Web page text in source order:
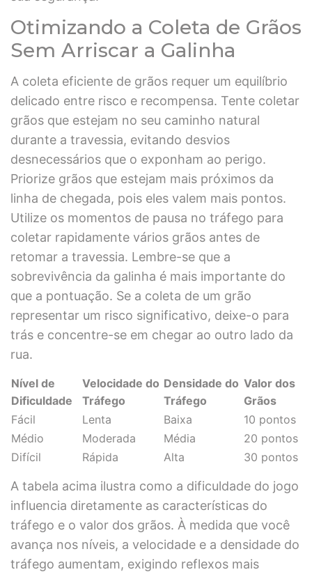
Otimizando a Coleta de Grãos
Sem Arriscar a Galinha
A coleta eficiente de grãos requer um equilíbrio
delicado entre risco e recompensa. Tente coletar
grãos que estejam no seu caminho natural
durante a travessia, evitando desvios
desnecessários que o exponham ao perigo.
Priorize grãos que estejam mais próximos da
linha de chegada, pois eles valem mais pontos.
Utilize os momentos de pausa no tráfego para
coletar rapidamente vários grãos antes de
retomar a travessia. Lembre-se que a
sobrevivência da galinha é mais importante do
que a pontuação. Se a coleta de um grão
representar um risco significativo, deixe-o para
trás e concentre-se em chegar ao outro lado da
rua.
Nível de
Dificuldade
Velocidade do
Tráfego
Densidade do
Tráfego
Valor dos
Grãos
Fácil
Lenta Baixa
10 pontos
Médio
Moderada Média
20 pontos
Difícil
Rápida Alta 30 pontos
A tabela acima ilustra como a dificuldade do jogo
influencia diretamente as características do
tráfego e o valor dos grãos. À medida que você
avança nos níveis, a velocidade e a densidade do
tráfego aumentam, exigindo reflexos mais